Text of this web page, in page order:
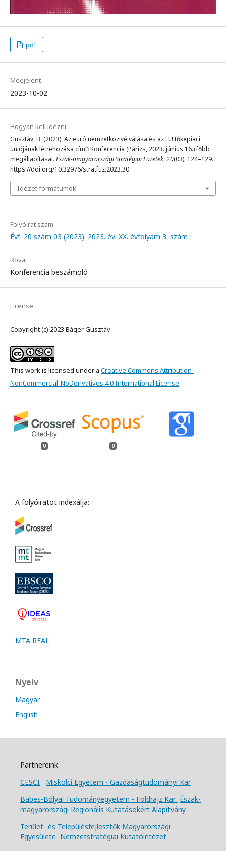
pdf
Megjelent
2023-10-02
Hogyan kell idézni
Gusztáv, B. (2023). Az euró nemzetközivé válása és az EU tőkepiaci
uniójának létrehozása című Konferencia (Párizs, 2023. június 16.) főbb
megállapításai. Észak-magyarországi Stratégiai Füzetek,20(03), 124–129.
https://doi.org/10.32976/stratfuz.2023.30
Idézet formátumok
Folyóirat szám
Évf. 20 szám 03 (2023): 2023. évi XX. évfolyam 3. szám
Rovat
Konferencia beszámoló
License
Copyright (c) 2023 Báger Gusztáv
This work is licensed under a Creative Commons Attribution-
NonCommercial-NoDerivatives 4.0 International License.
0 0
A folyóiratot indexálja:
MTA REAL
Nyelv
Magyar
English
Partnereink:
CESCI
Miskolci Egyetem - Gazdaságtudományi Kar
Babes-Bólyai Tudományegyetem - Földrajz Kar Észak-
magyarországi Regionális Kutatásokért Alapítvány
Terület- és Településfejlesztők Magyarországi
Egyesülete Nemzetstratégiai Kutatóintézet